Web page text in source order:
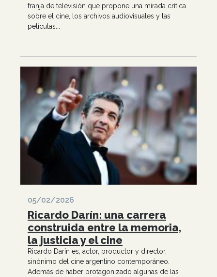
franja de televisión que propone una mirada crítica
sobre el cine, los archivos audiovisuales y las
películas...
05/02/2026
Ricardo Darín: una carrera
construida entre la memoria,
la justicia y el cine
Ricardo Darín es, actor, productor y director,
sinónimo del cine argentino contemporáneo.
Además de haber protagonizado algunas de las